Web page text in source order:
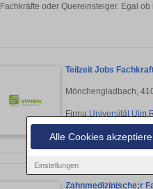
Alle Cookies
Einstellungen
Fachkräfte oder Quereinsteiger. Egal
Teilzeit Jobs
Mönchengladbach,
Firma:Universität Ulm
Zahnmedizinische:r